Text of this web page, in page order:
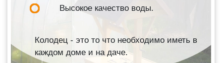
Высокое качество воды.
Колодец - это то что необходимо иметь в
каждом доме и на даче.